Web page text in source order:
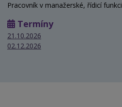
Pracovník v manažerské, řídicí funkci
Termíny
21.10.2026
02.12.2026